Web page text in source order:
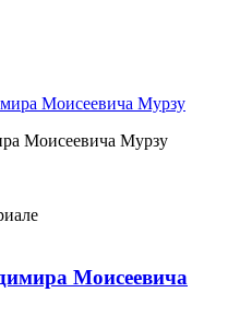
Моисеевича Мурзу
Моисеевича